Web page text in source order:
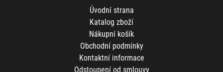
Úvodní strana
Katalog zboží
Nákupní košík
Obchodní podmínky
Kontaktní informace
Odstoupení od smlouvy